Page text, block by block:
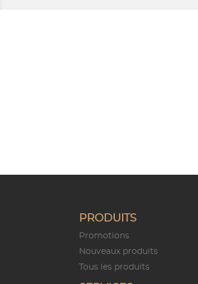
PRODUITS
Promotions
Nouveaux produits
Tous les produits